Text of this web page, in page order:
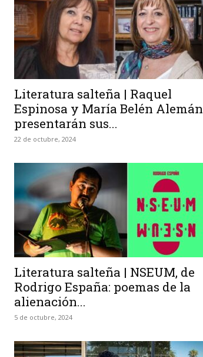
Literatura salteña | Raquel
Espinosa y María Belén Alemán
presentarán sus...
22 de octubre, 2024
Literatura salteña | NSEUM, de
Rodrigo España: poemas de la
alienación...
5 de octubre, 2024